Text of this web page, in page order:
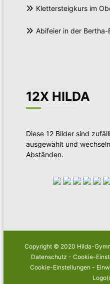
Klettersteigkurs im
Abifeier in der Bertha-
12X HILDA
Diese 12 Bilder sind
ausgewählt und
Abständen.
Copyright © 2020 Hilda-
Datenschutz -Cookie-
Cookie-Einstellungen -